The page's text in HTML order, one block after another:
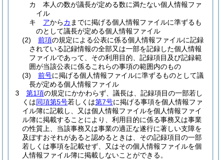
カ
本人の数が議長が定める数に満たない個人情報ファ
イル
キ
アからカ までに掲げる個人情報ファイルに準ずるも
のとして議長が定める個人情報ファイル
(2)
前項の規定による公表に係る個人情報ファイルに記録
されている記録情報の全部又は一部を記録した個人情報
ファイルであって、その利用目的、記録項目及び記録範
囲が当該公表に係るこれらの事項の範囲内のもの
(3)
前号に掲げる個人情報ファイルに準ずるものとして議
長が定める個人情報ファイル
3
第1項の規定にかかわらず、議長は、記録項目の一部若し
くは同項第5号若しくは第7号に掲げる事項を個人情報ファ
イル簿に記載し、又は個人情報ファイルを個人情報ファイ
ル簿に掲載することにより、利用目的に係る事務又は事業
の性質上、当該事務又は事業の適正な遂行に著しい支障を
及ぼすおそれがあると認めるときは、その記録項目の一部
若しくは事項を記載せず、又はその個人情報ファイルを個
人情報ファイル簿に掲載しないことができる。